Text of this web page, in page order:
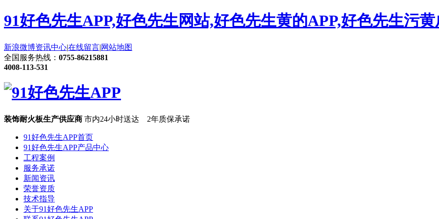
91好色先生APP,好色先生网站,好色先生黄的APP,好色先生污
新浪微博资讯中心|在线留言|网站地图
全国服务热线： 0755-86215881
4008-113-531
装饰耐火板生产供应商 市内24小时送达 2年质保承诺
91好色先生APP首页
91好色先生APP产品中心
工程案例
服务承诺
新闻资讯
荣誉资质
技术指导
关于91好色先生APP